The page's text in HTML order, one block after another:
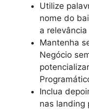
Utilize
nome do
a relevância
Mantenha
Negócio
Inclua
nas landing